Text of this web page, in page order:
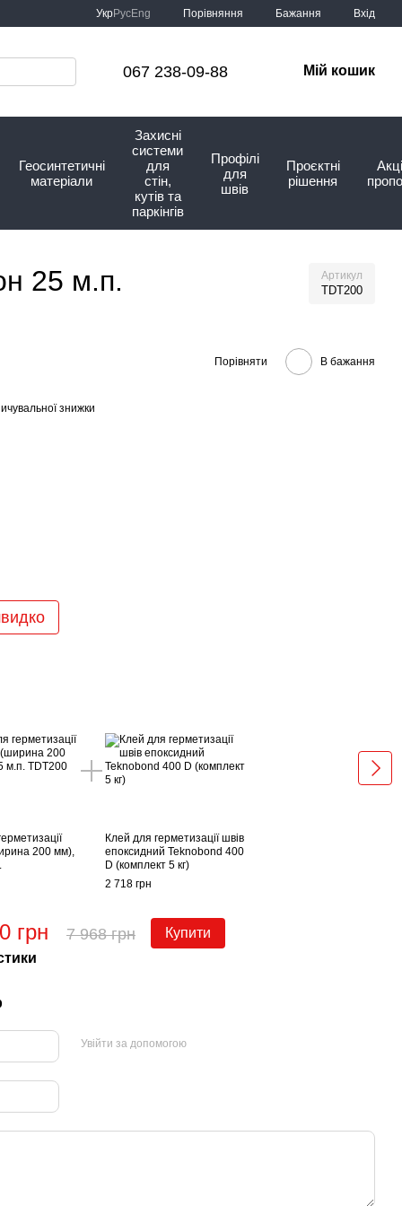
УкрРусEng Порівняння Бажання Вхід
067 238-09-88 Мій кошик
Геосинтетичні
матеріали
Захисні
системи
для
стін,
кутів та
паркінгів
Профілі
для
швів
Проєктні
рішення
25 м.п. Артикул
TDT200
Порівняти В бажання
знижки
200 мм),
Клей для герметизації швів
епоксидний Teknobond 400
D (комплект 5 кг)
2 718 грн
грн 7 968 грн Купити
Увійти за допомогою